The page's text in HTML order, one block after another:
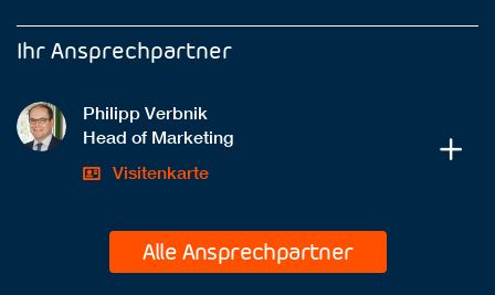
Ihr Ansprechpartner
Philipp Verbnik
Head of Marketing
Visitenkarte
Alle Ansprechpartner